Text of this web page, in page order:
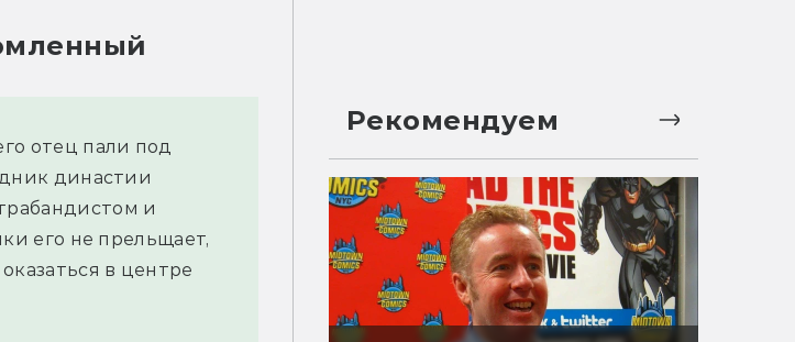
отец пали под
династии
и
его не прельщает,
в центре
Рекомендуем